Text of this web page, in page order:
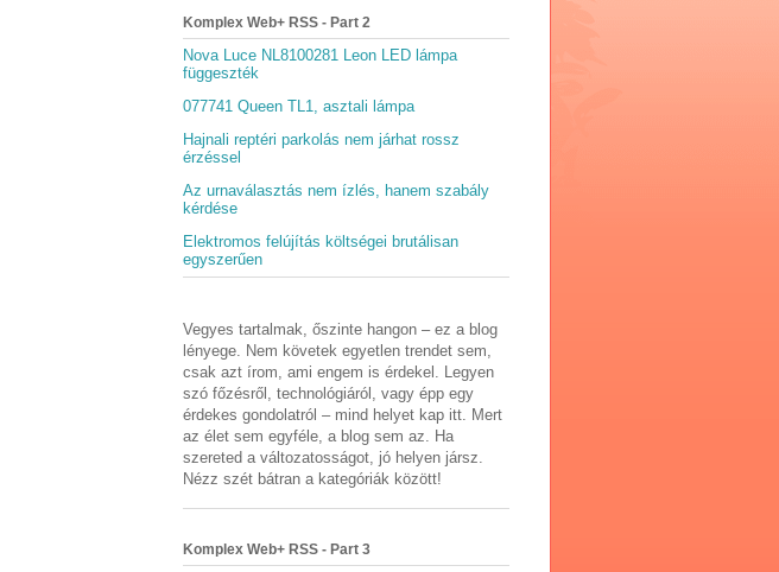
Komplex Web+ RSS - Part 2
Nova Luce NL8100281 Leon LED lámpa
függeszték
077741 Queen TL1, asztali lámpa
Hajnali reptéri parkolás nem járhat rossz
érzéssel
Az urnaválasztás nem ízlés, hanem szabály
kérdése
Elektromos felújítás költségei brutálisan
egyszerűen
Vegyes tartalmak, őszinte hangon – ez a blog
lényege. Nem követek egyetlen trendet sem,
csak azt írom, ami engem is érdekel. Legyen
szó főzésről, technológiáról, vagy épp egy
érdekes gondolatról – mind helyet kap itt. Mert
az élet sem egyféle, a blog sem az. Ha
szereted a változatosságot, jó helyen jársz.
Nézz szét bátran a kategóriák között!
Komplex Web+ RSS - Part 3